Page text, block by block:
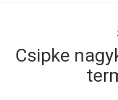
Csipke